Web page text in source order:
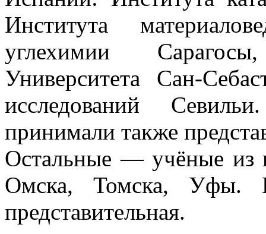
Института
углехимии
Университета Сан-
исследований
принимали также
Остальные — учёные из
Омска, Томска, Уфы.
представительная.